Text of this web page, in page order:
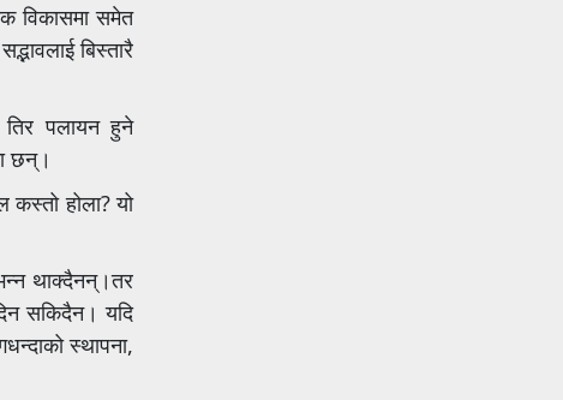
विकासमा समेत
बिस्तारै
तिर पलायन हुने
छन्।
कस्तो होला? यो
थाक्दैनन्।तर
सकिदैन। यदि
स्थापना,